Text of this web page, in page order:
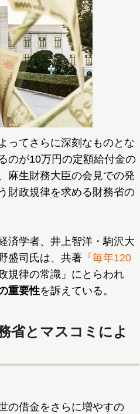
ってさらに深刻なものとな
のが10万円の定額給付金の
麻生財務大臣の会見での発
財政規律を求める財務省の
済学者、井上智洋・駒沢大
盛司氏は、共著 『毎年120
規律の常識」にとらわれ
重要性を訴えている。
省とマスコミによ
の借金をさらに増やすの